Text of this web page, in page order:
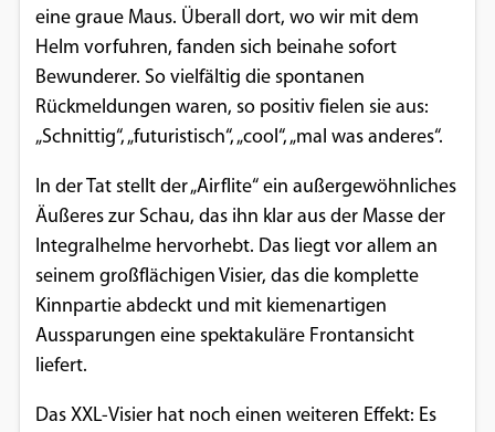
eine graue Maus. Überall dort, wo wir mit dem
Helm vorfuhren, fanden sich beinahe sofort
Bewunderer. So vielfältig die spontanen
Rückmeldungen waren, so positiv fielen sie aus:
„Schnittig“, „futuristisch“, „cool“, „mal was anderes“.
In der Tat stellt der „Airflite“ ein außergewöhnliches
Äußeres zur Schau, das ihn klar aus der Masse der
Integralhelme hervorhebt. Das liegt vor allem an
seinem großflächigen Visier, das die komplette
Kinnpartie abdeckt und mit kiemenartigen
Aussparungen eine spektakuläre Frontansicht
liefert.
Das XXL-Visier hat noch einen weiteren Effekt: Es
Einverständnis-Cookie
Name:
cookie_consent
Zweck:
Dieser Cookie speichert die ausgewählten
Einverständnis-Optionen des Benutzers
Cookie Laufzeit:
1 Jahr
EXTERNE MEDIEN
Um Inhalte von Videoplattformen und